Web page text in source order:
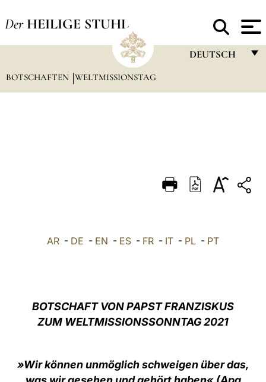
Der HEILIGE STUHL
DEUTSCH
DEUTSCH
العربيّة
BOTSCHAFTEN WELTMISSIONSTAG
AR - DE - EN - ES - FR - IT - PL - PT
BOTSCHAFT VON PAPST FRANZISKUS
ZUM WELTMISSIONSSONNTAG 2021
»Wir können unmöglich schweigen über das,